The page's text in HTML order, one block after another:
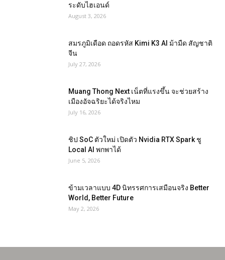
ระดับไฮเอนด์
August 3, 2026
สมรภูมิเดือด ถอดรหัส Kimi K3 AI ม้ามืด สัญชาติ
จีน
July 27, 2026
Muang Thong Next เน็ตที่แรงขึ้น จะช่วยสร้าง
เมืองอัจฉริยะได้จริงไหม
July 16, 2026
ชิป SoC ตัวใหม่ เปิดตัว Nvidia RTX Spark ชู
Local AI พกพาได้
June 5, 2026
ข้ามเวลาแบบ 4D นิทรรศการเสมือนจริง Better
World, Better Future
May 2, 2026